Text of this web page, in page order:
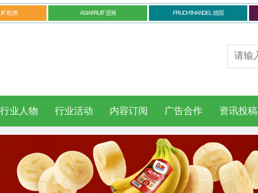
欧洲 ASIAFRUIT 亚洲 FRUCHTHANDEL 德国
行业人物 行业活动 内容订阅 广告合作 资讯投稿